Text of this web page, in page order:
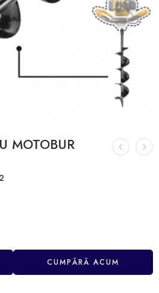
MOTOBUR
CUMPĂRĂ ACUM